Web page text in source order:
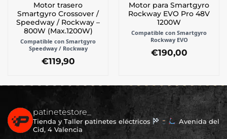
Motor trasero
Smartgyro Crossover /
Speedway / Rockway –
800W (Max.1200W)
Compatible con Smartgyro
Speedway / Rockway
€119,90
Motor para Smartgyro
Rockway EVO Pro 48V
1200W
Compatible con Smartgyro
Rockway EVO
€190,00
patinetestore_
Tienda y Taller patinetes eléctricos
Avenida del
Cid, 4 Valencia